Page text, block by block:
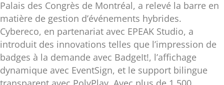
Palais des Congrès de Montréal, a relevé la barre en
matière de gestion d’événements hybrides.
Cybereco, en partenariat avec EPEAK Studio, a
introduit des innovations telles que l’impression de
badges à la demande avec BadgeIt!, l’affichage
dynamique avec EventSign, et le support bilingue